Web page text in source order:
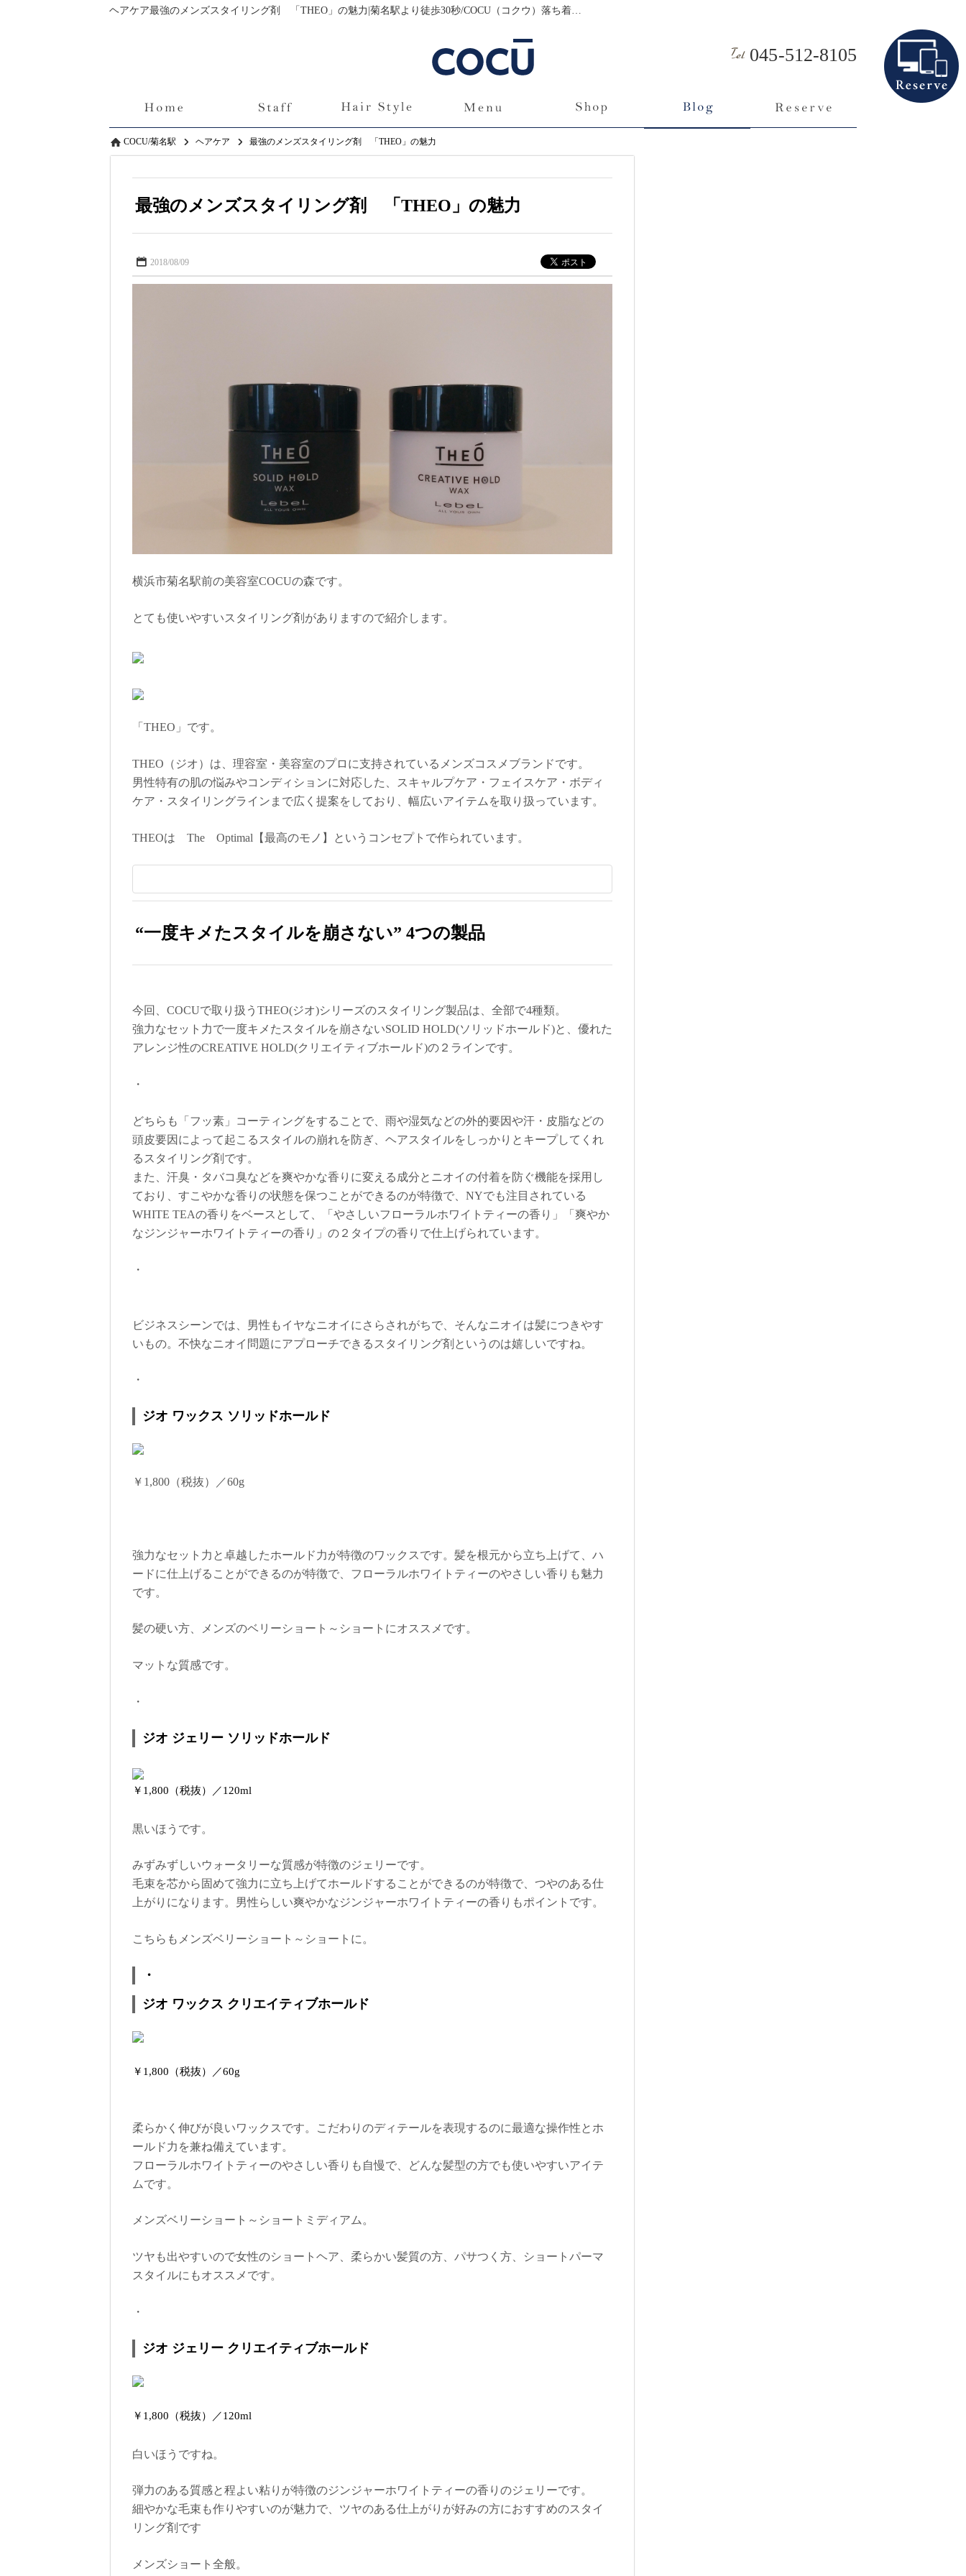
ヘアケア最強のメンズスタイリング剤 「THEO」の魅力|菊名駅より徒歩30秒/COCU（コクウ）落ち着いた雰囲気の美容院（美容室）｜ブログ
045-512-8105
COCU/菊名駅 ヘアケア 最強のメンズスタイリング剤 「THEO」の魅力
最強のメンズスタイリング剤 「THEO」の魅力
2018/08/09
横浜市菊名駅前の美容室COCUの森です。
とても使いやすいスタイリング剤がありますので紹介します。
「THEO」です。
THEO（ジオ）は、理容室・美容室のプロに支持されているメンズコスメブランドです。
男性特有の肌の悩みやコンディションに対応した、スキャルプケア・フェイスケア・ボディ
ケア・スタイリングラインまで広く提案をしており、幅広いアイテムを取り扱っています。
THEOは The Optimal【最高のモノ】というコンセプトで作られています。
“一度キメたスタイルを崩さない” 4つの製品
今回、COCUで取り扱うTHEO(ジオ)シリーズのスタイリング製品は、全部で4種類。
強力なセット力で一度キメたスタイルを崩さないSOLID HOLD(ソリッドホールド)と、優れた
アレンジ性のCREATIVE HOLD(クリエイティブホールド)の２ラインです。
・
どちらも「フッ素」コーティングをすることで、雨や湿気などの外的要因や汗・皮脂などの
頭皮要因によって起こるスタイルの崩れを防ぎ、ヘアスタイルをしっかりとキープしてくれ
るスタイリング剤です。
また、汗臭・タバコ臭などを爽やかな香りに変える成分とニオイの付着を防ぐ機能を採用し
ており、すこやかな香りの状態を保つことができるのが特徴で、NYでも注目されている
WHITE TEAの香りをベースとして、「やさしいフローラルホワイトティーの香り」「爽やか
なジンジャーホワイトティーの香り」の２タイプの香りで仕上げられています。
・
ビジネスシーンでは、男性もイヤなニオイにさらされがちで、そんなニオイは髪につきやす
いもの。不快なニオイ問題にアプローチできるスタイリング剤というのは嬉しいですね。
・
ジオ ワックス ソリッドホールド
￥1,800（税抜）／60g
強力なセット力と卓越したホールド力が特徴のワックスです。髪を根元から立ち上げて、ハ
ードに仕上げることができるのが特徴で、フローラルホワイトティーのやさしい香りも魅力
です。
髪の硬い方、メンズのベリーショート～ショートにオススメです。
マットな質感です。
・
ジオ ジェリー ソリッドホールド
￥1,800（税抜）／120ml
黒いほうです。
みずみずしいウォータリーな質感が特徴のジェリーです。
毛束を芯から固めて強力に立ち上げてホールドすることができるのが特徴で、つやのある仕
上がりになります。男性らしい爽やかなジンジャーホワイトティーの香りもポイントです。
こちらもメンズベリーショート～ショートに。
・
ジオ ワックス クリエイティブホールド
￥1,800（税抜）／60g
柔らかく伸びが良いワックスです。こだわりのディテールを表現するのに最適な操作性とホ
ールド力を兼ね備えています。
フローラルホワイトティーのやさしい香りも自慢で、どんな髪型の方でも使いやすいアイテ
ムです。
メンズベリーショート～ショートミディアム。
ツヤも出やすいので女性のショートヘア、柔らかい髪質の方、パサつく方、ショートパーマ
スタイルにもオススメです。
・
ジオ ジェリー クリエイティブホールド
￥1,800（税抜）／120ml
白いほうですね。
弾力のある質感と程よい粘りが特徴のジンジャーホワイトティーの香りのジェリーです。
細やかな毛束も作りやすいのが魅力で、ツヤのある仕上がりが好みの方におすすめのスタイ
リング剤です
メンズショート全般。